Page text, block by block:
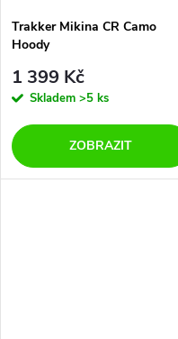
Trakker Mikina CR Camo
Hoody
1 399 Kč
Skladem >5 ks
ZOBRAZIT